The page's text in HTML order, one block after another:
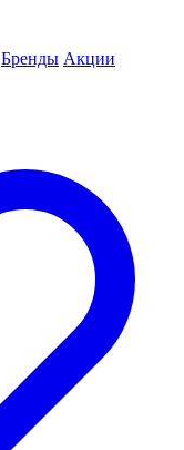
Бренды Акции